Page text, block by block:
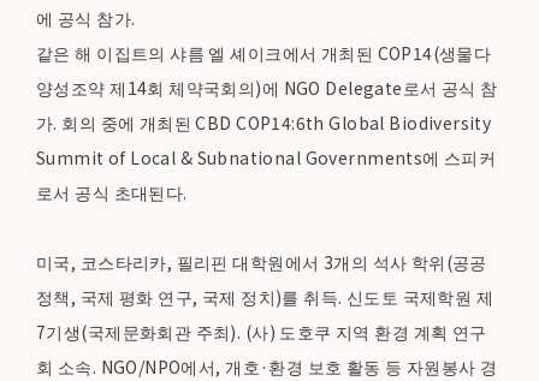
에 공식 참가.
같은 해 이집트의 샤름 엘 셰이크에서 개최된 COP14(생물다
양성조약 제14회 체약국회의)에 NGO Delegate로서 공식 참
가. 회의 중에 개최된 CBD COP14:6th Global Biodiversity
Summit of Local & Subnational Governments에 스피커
로서 공식 초대된다.
미국, 코스타리카, 필리핀 대학원에서 3개의 석사 학위(공공
정책, 국제 평화 연구, 국제 정치)를 취득. 신도토 국제학원 제
7기생(국제문화회관 주최). (사) 도호쿠 지역 환경 계획 연구
회 소속. NGO/NPO에서, 개호·환경 보호 활동 등 자원봉사 경